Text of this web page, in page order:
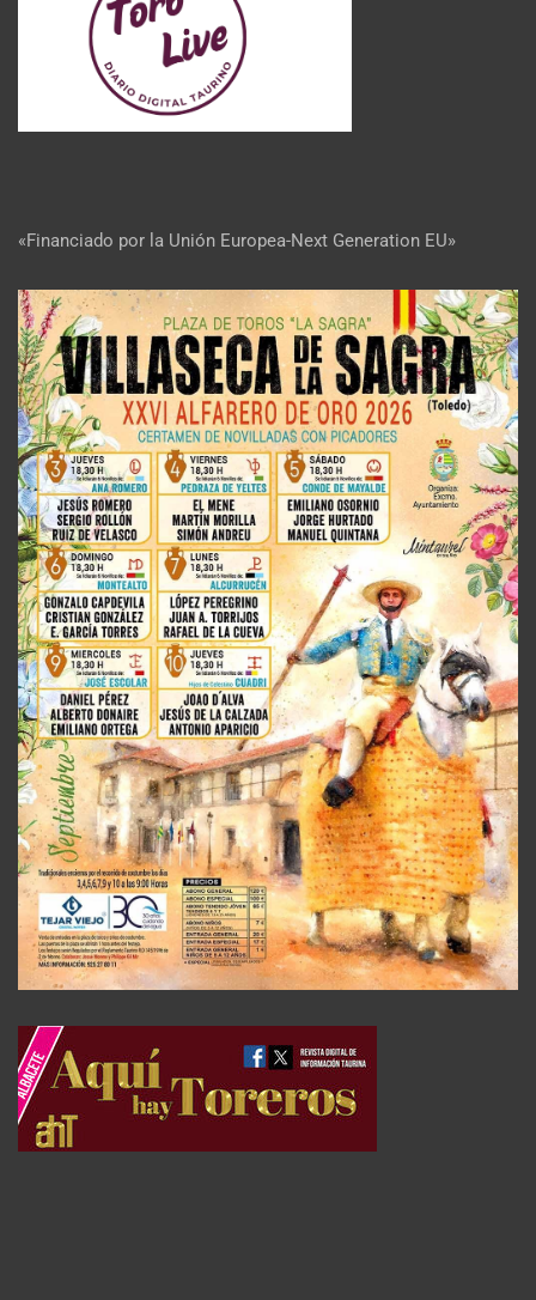
«Financiado por la Unión Europea-Next Generation EU»